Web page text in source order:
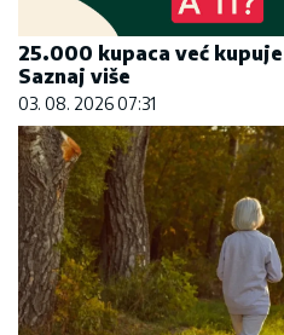
25.000 kupaca već
Saznaj više
03. 08. 2026 07:31